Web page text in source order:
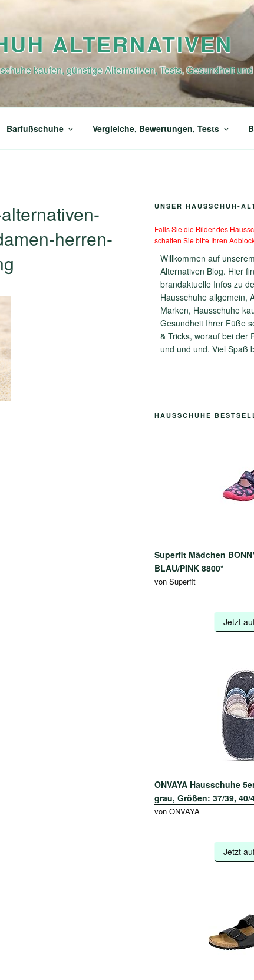
ALTERNATIVEN
kaufen, günstige Alternativen, Tests, Gesundheit
Barfußschuhe Vergleiche, Bewertungen, Tests
herren-
UNSER HAUSSCHUH-
Falls Sie die Bilder des
schalten Sie bitte Ihren
Willkommen auf
Alternativen Blog. Hier
brandaktuelle Infos zu
Hausschuhe allgemein,
Marken, Hausschuhe
Gesundheit Ihrer Füße
& Tricks, worauf bei der
und und und. Viel Spaß
HAUSSCHUHE
Superfit Mädchen
BLAU/PINK 8800*
von Superfit
Jetzt
ONVAYA Hausschuhe
grau, Größen: 37/39, 40/
von ONVAYA
Jetzt